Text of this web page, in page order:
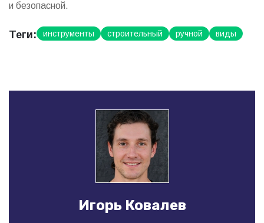
и безопасной.
Теги: инструменты строительный ручной виды
Игорь Ковалев